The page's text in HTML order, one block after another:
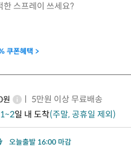
한 스프레이 쓰세요?
쿠폰혜택 >
원
ㅣ 5만원 이상 무료배송
1~2일 내 도착(주말, 공휴일 제외)
오늘출발 16:00 마감